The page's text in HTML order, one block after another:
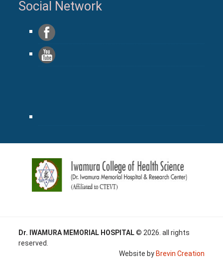
Social Network
Dr. IWAMURA MEMORIAL HOSPITAL© 2026. all rights
reserved.
Website by Brevin Creation